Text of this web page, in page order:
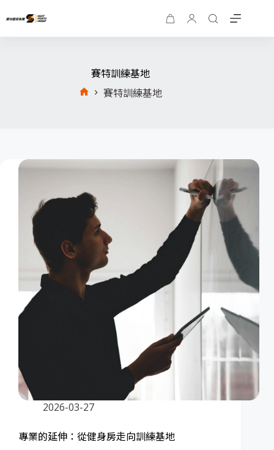
賽特訓練基地
賽特訓練基地
2026-03-27
專業的延伸：從健身房走向訓練基地